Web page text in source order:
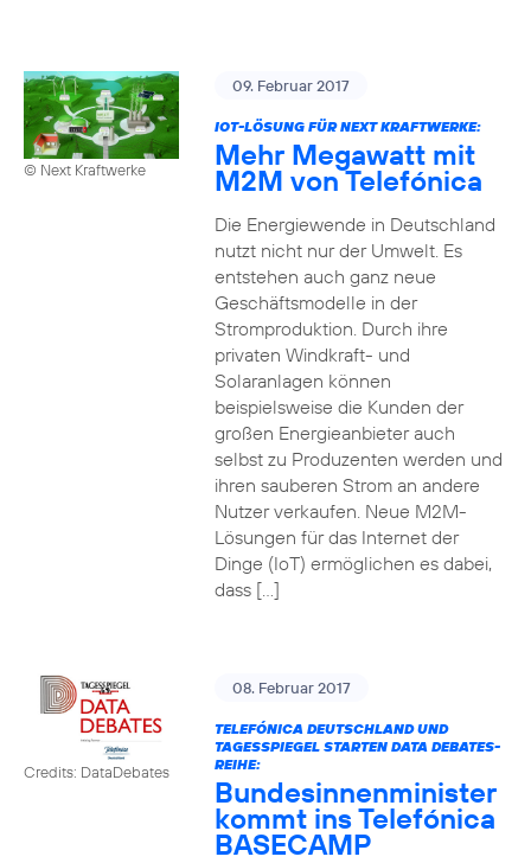
© Next Kraftwerke
09. Februar 2017
IOT-LÖSUNG FÜR NEXT KRAFTWERKE:
Mehr Megawatt mit
M2M von Telefónica
Die Energiewende in Deutschland
nutzt nicht nur der Umwelt. Es
entstehen auch ganz neue
Geschäftsmodelle in der
Stromproduktion. Durch ihre
privaten Windkraft- und
Solaranlagen können
beispielsweise die Kunden der
großen Energieanbieter auch
selbst zu Produzenten werden und
ihren sauberen Strom an andere
Nutzer verkaufen. Neue M2M-
Lösungen für das Internet der
Dinge (IoT) ermöglichen es dabei,
dass […]
Credits: DataDebates
08. Februar 2017
TELEFÓNICA DEUTSCHLAND UND
TAGESSPIEGEL STARTEN DATA DEBATES-
REIHE:
Bundesinnenminister
kommt ins Telefónica
BASECAMP